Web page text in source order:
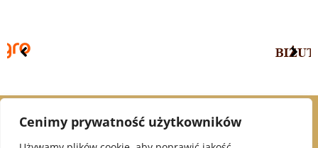
Cenimy prywatność użytkowników
© 2021 Alex Jubiler